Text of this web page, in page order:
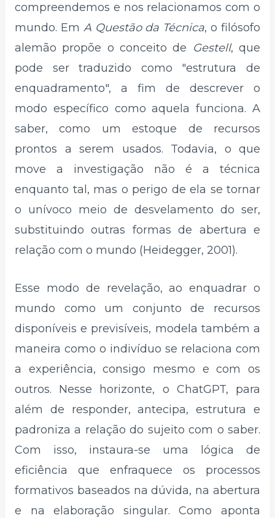
compreendemos e nos relacionamos com o
mundo. Em A Questão da Técnica, o filósofo
alemão propõe o conceito de Gestell, que
pode ser traduzido como "estrutura de
enquadramento", a fim de descrever o
modo específico como aquela funciona. A
saber, como um estoque de recursos
prontos a serem usados. Todavia, o que
move a investigação não é a técnica
enquanto tal, mas o perigo de ela se tornar
o unívoco meio de desvelamento do ser,
substituindo outras formas de abertura e
relação com o mundo (Heidegger, 2001).
Esse modo de revelação, ao enquadrar o
mundo como um conjunto de recursos
disponíveis e previsíveis, modela também a
maneira como o indivíduo se relaciona com
a experiência, consigo mesmo e com os
outros. Nesse horizonte, o ChatGPT, para
além de responder, antecipa, estrutura e
padroniza a relação do sujeito com o saber.
Com isso, instaura-se uma lógica de
eficiência que enfraquece os processos
formativos baseados na dúvida, na abertura
e na elaboração singular. Como aponta